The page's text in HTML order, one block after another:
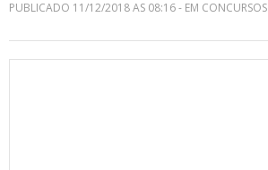
PUBLICADO 11/12/2018 AS 08:16 - EM CONCURSOS